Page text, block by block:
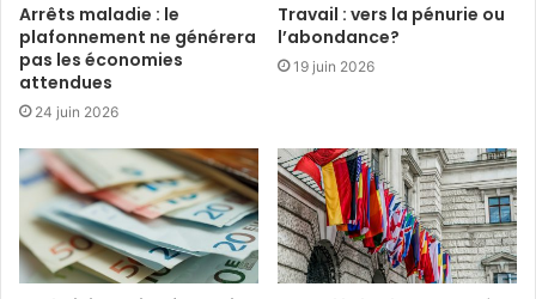
Arrêts maladie : le
plafonnement ne générera
pas les économies
attendues
24 juin 2026
Travail : vers la pénurie ou
l’abondance?
19 juin 2026